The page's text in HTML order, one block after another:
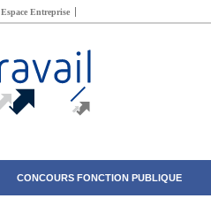
Espace Entreprise
CONCOURS FONCTION PUBLIQUE